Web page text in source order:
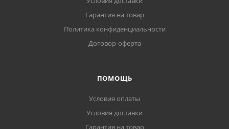
Гарантия на товар
Политика конфиденциальности
Договор-оферта
ПОМОЩЬ
Условия оплаты
Условия доставки
Гарантия на товар